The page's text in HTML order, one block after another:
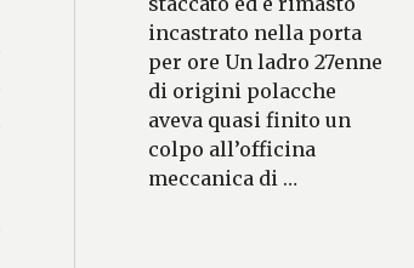
incastrato nella porta
per ore Un ladro 27enne
di origini polacche
aveva quasi finito un
colpo all’officina
meccanica di …